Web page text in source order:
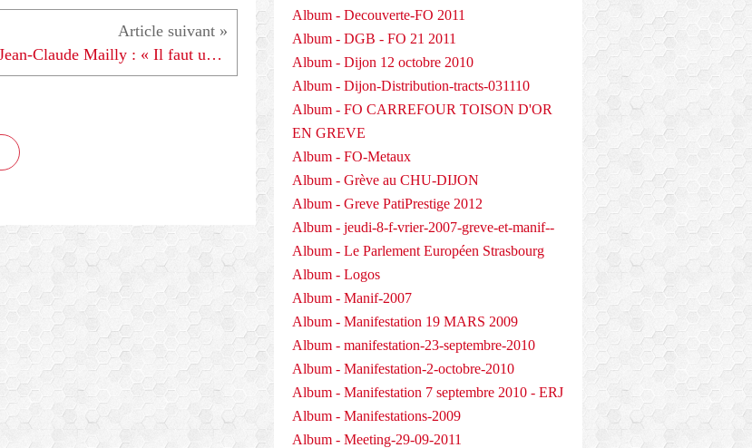
Jean-Claude Mailly : « Il faut une conscience républicaine »
Album - Decouverte-FO 2011
Album - DGB - FO 21 2011
Album - Dijon 12 octobre 2010
Album - Dijon-Distribution-tracts-031110
Album - FO CARREFOUR TOISON D'OR
EN GREVE
Album - FO-Metaux
Album - Grève au CHU-DIJON
Album - Greve PatiPrestige 2012
Album - jeudi-8-f-vrier-2007-greve-et-manif--
Album - Le Parlement Européen Strasbourg
Album - Logos
Album - Manif-2007
Album - Manifestation 19 MARS 2009
Album - manifestation-23-septembre-2010
Album - Manifestation-2-octobre-2010
Album - Manifestation 7 septembre 2010 - ERJ
Album - Manifestations-2009
Album - Meeting-29-09-2011